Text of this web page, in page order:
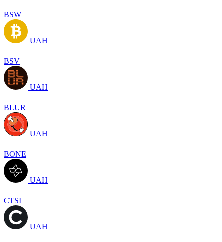
BSW
UAH
BSV
UAH
BLUR
UAH
BONE
UAH
CTSI
UAH